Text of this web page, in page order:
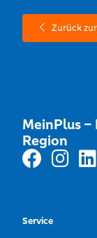
Zurück
MeinPlus –
Region
Service